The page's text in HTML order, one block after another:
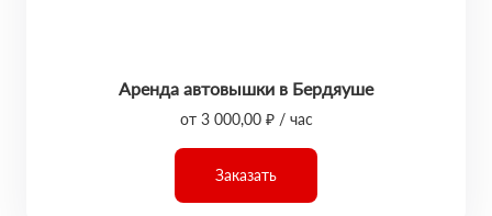
Аренда автовышки в Бердяуше
от 3 000,00 ₽ / час
Заказать